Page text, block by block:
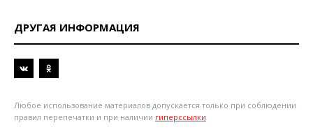
ДРУГАЯ ИНФОРМАЦИЯ
Любое использование материалов допускается только при соблюдении
правил перепечатки и при наличии гиперссылки